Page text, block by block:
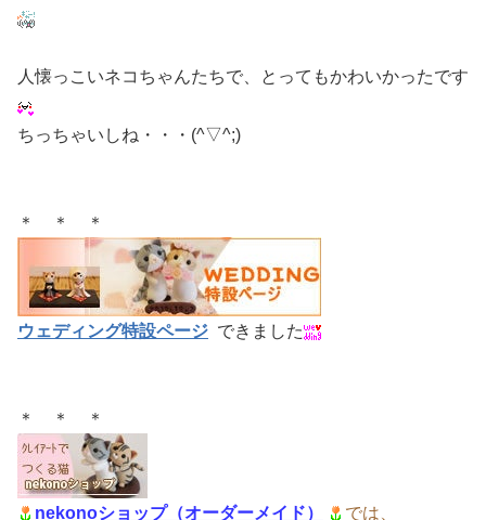
人懐っこいネコちゃんたちで、とってもかわいかったです
ちっちゃいしね・・・(^▽^;)
＊ ＊ ＊
ウェディング特設ページ できました
＊ ＊ ＊
nekonoショップ（オーダーメイド）
では、